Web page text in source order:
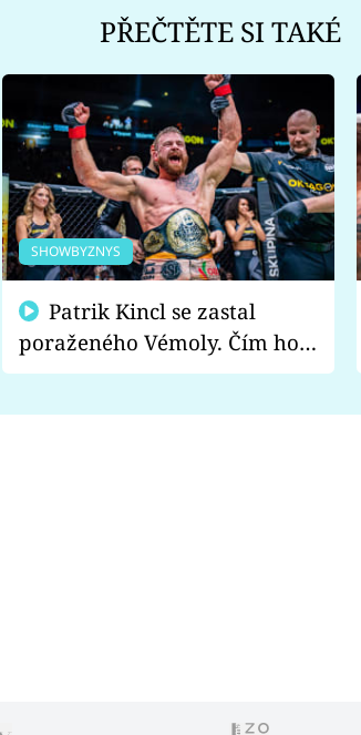
PŘEČTĚTE SI TAKÉ
SHOWBYZNYS
poraženého Vémoly. Čím ho
fanoušci naštvali?